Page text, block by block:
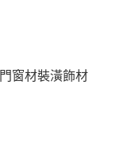
門窗材裝潢飾材